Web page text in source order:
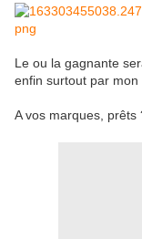
Le ou la gagnante
enfin surtout par mon
A vos marques, prêts